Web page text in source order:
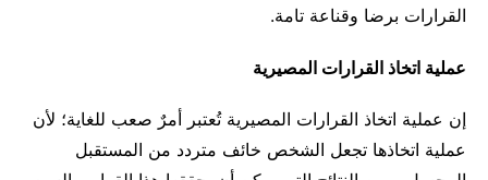
القرارات برضا وقناعة تامة.
عملية اتخاذ القرارات المصيرية
إن عملية اتخاذ القرارات المصيرية تُعتبر أمرٌ صعب للغاية؛ لأن
عملية اتخاذها تجعل الشخص خائف متردد من المستقبل